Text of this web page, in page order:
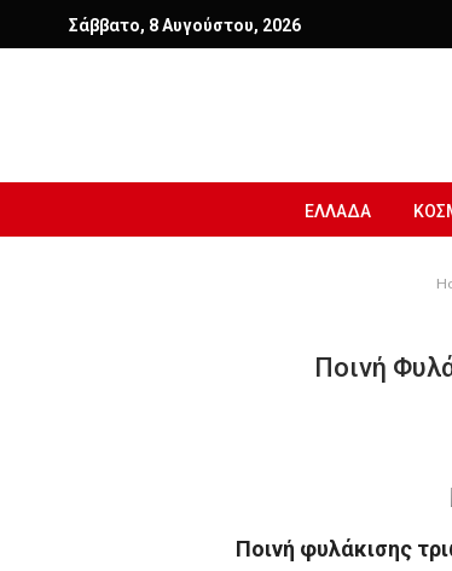
Σάββατο, 8 Αυγούστου, 2026
ΕΛΛΑΔΑ
Ποινή
Ποινή φυλάκισης